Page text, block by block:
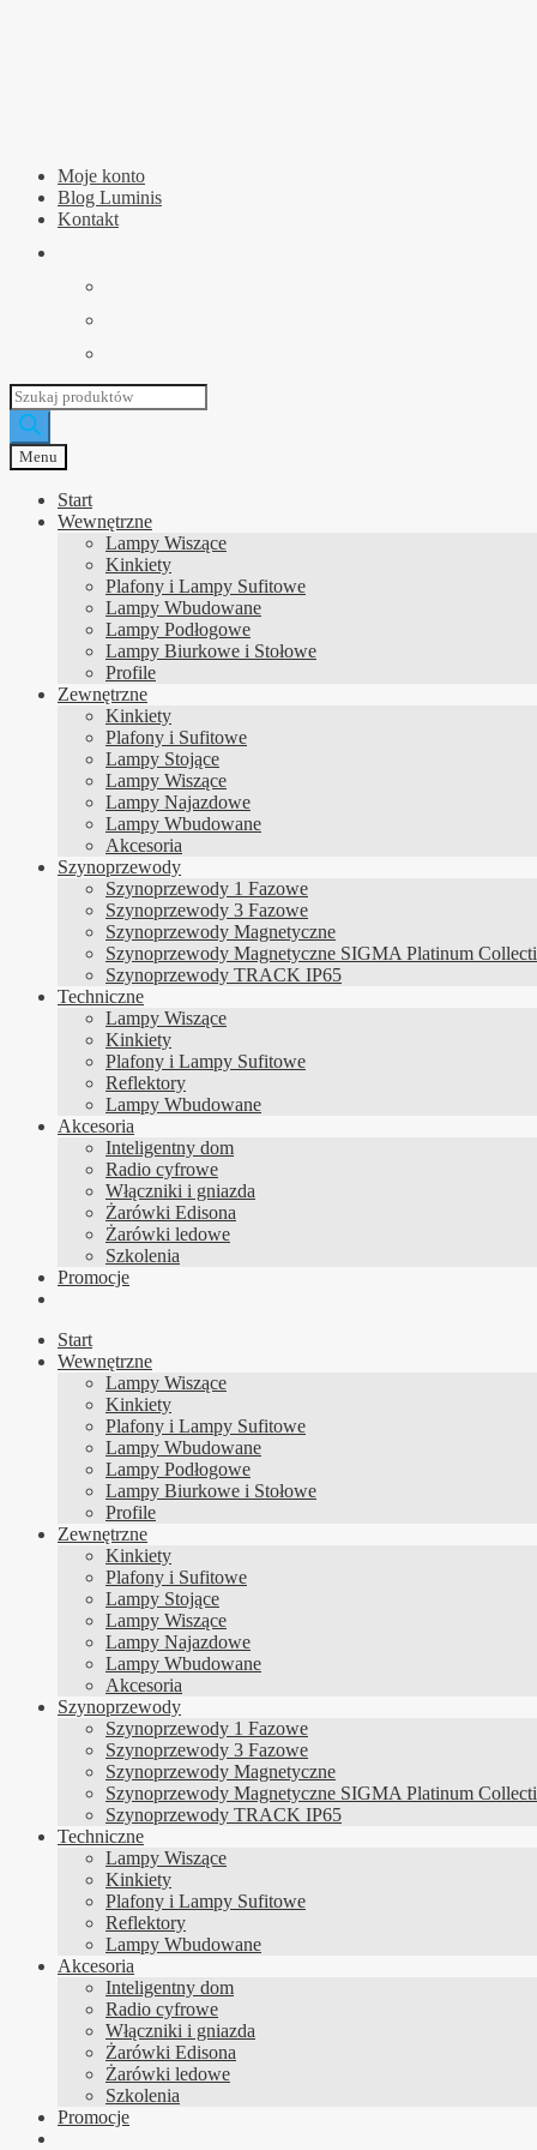
Moje konto
Blog Luminis
Kontakt
Wyszukiwarka
produktów
Menu
Start
Wewnętrzne
Lampy Wiszące
Kinkiety
Plafony i Lampy Sufitowe
Lampy Wbudowane
Lampy Podłogowe
Lampy Biurkowe i Stołowe
Profile
Zewnętrzne
Kinkiety
Plafony i Sufitowe
Lampy Stojące
Lampy Wiszące
Lampy Najazdowe
Lampy Wbudowane
Akcesoria
Szynoprzewody
Szynoprzewody 1 Fazowe
Szynoprzewody 3 Fazowe
Szynoprzewody Magnetyczne
Szynoprzewody Magnetyczne SIGMA Platinum
Szynoprzewody TRACK IP65
Techniczne
Lampy Wiszące
Kinkiety
Plafony i Lampy Sufitowe
Reflektory
Lampy Wbudowane
Akcesoria
Inteligentny dom
Radio cyfrowe
Włączniki i gniazda
Żarówki Edisona
Żarówki ledowe
Szkolenia
Promocje
Start
Wewnętrzne
Lampy Wiszące
Kinkiety
Plafony i Lampy Sufitowe
Lampy Wbudowane
Lampy Podłogowe
Lampy Biurkowe i Stołowe
Profile
Zewnętrzne
Kinkiety
Plafony i Sufitowe
Lampy Stojące
Lampy Wiszące
Lampy Najazdowe
Lampy Wbudowane
Akcesoria
Szynoprzewody
Szynoprzewody 1 Fazowe
Szynoprzewody 3 Fazowe
Szynoprzewody Magnetyczne
Szynoprzewody Magnetyczne SIGMA Platinum
Szynoprzewody TRACK IP65
Techniczne
Lampy Wiszące
Kinkiety
Plafony i Lampy Sufitowe
Reflektory
Lampy Wbudowane
Akcesoria
Inteligentny dom
Radio cyfrowe
Włączniki i gniazda
Żarówki Edisona
Żarówki ledowe
Szkolenia
Promocje